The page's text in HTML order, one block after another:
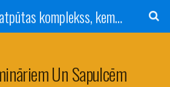
Leiputrija - atpūtas komplekss, kempings, viesu nams pie Rīgas / Camping, caravan site, bed and breakfast near Riga / Camping, caravanas, bungalows Letonia / Campingplatz, Caravanpark, Zimmer in Lettland / Kемпинг и гостевой дом к Риги
Un Sapulcēm